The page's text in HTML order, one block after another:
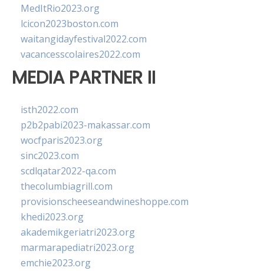
MedItRio2023.org
lcicon2023boston.com
waitangidayfestival2022.com
vacancesscolaires2022.com
MEDIA PARTNER II
isth2022.com
p2b2pabi2023-makassar.com
wocfparis2023.org
sinc2023.com
scdlqatar2022-qa.com
thecolumbiagrill.com
provisionscheeseandwineshoppe.com
khedi2023.org
akademikgeriatri2023.org
marmarapediatri2023.org
emchie2023.org